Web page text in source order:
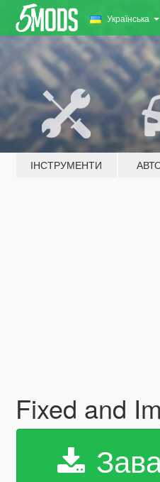
Українська
ІНСТРУМЕНТИ
Fixed and